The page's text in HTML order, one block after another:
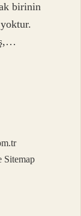
birinin
Sitemap